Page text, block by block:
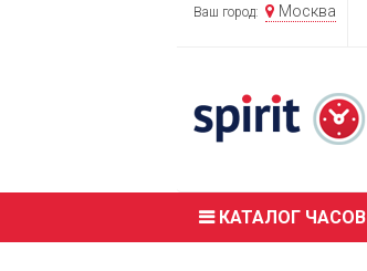
Ваш город: Москва
КАТАЛОГ ЧАСОВ